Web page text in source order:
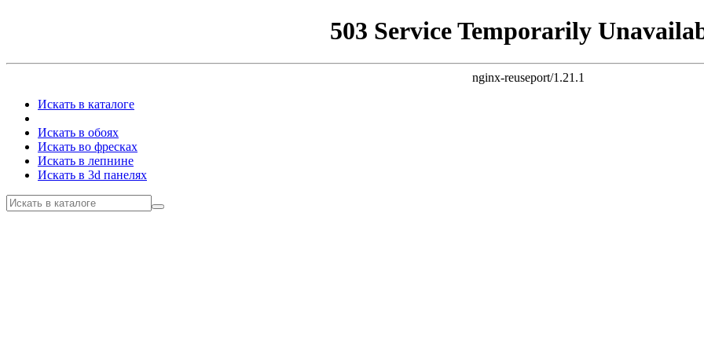
503 Service Temporarily
nginx-reuseport/1.21.1
Искать в каталоге
Искать в обоях
Искать во фресках
Искать в лепнине
Искать в 3d панелях